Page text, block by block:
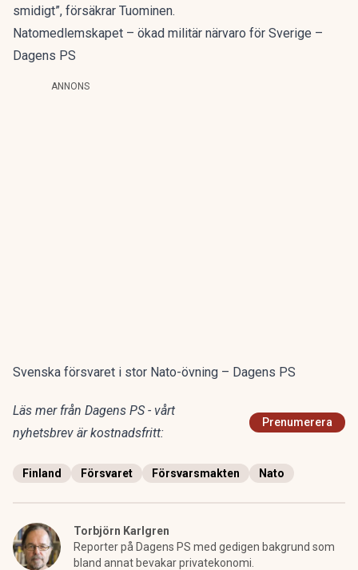
smidigt”, försäkrar Tuominen.
Natomedlemskapet – ökad militär närvaro för Sverige –
Dagens PS
ANNONS
Svenska försvaret i stor Nato-övning – Dagens PS
Läs mer från Dagens PS - vårt
nyhetsbrev är kostnadsfritt:
Prenumerera
Finland Försvaret Försvarsmakten Nato
Torbjörn Karlgren
Reporter på Dagens PS med gedigen bakgrund som
bland annat bevakar privatekonomi.